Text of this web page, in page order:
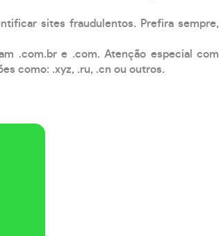
sites fraudulentos. Prefira sempre,
.com.br e .com. Atenção especial com
como: .xyz, .ru, .cn ou outros.